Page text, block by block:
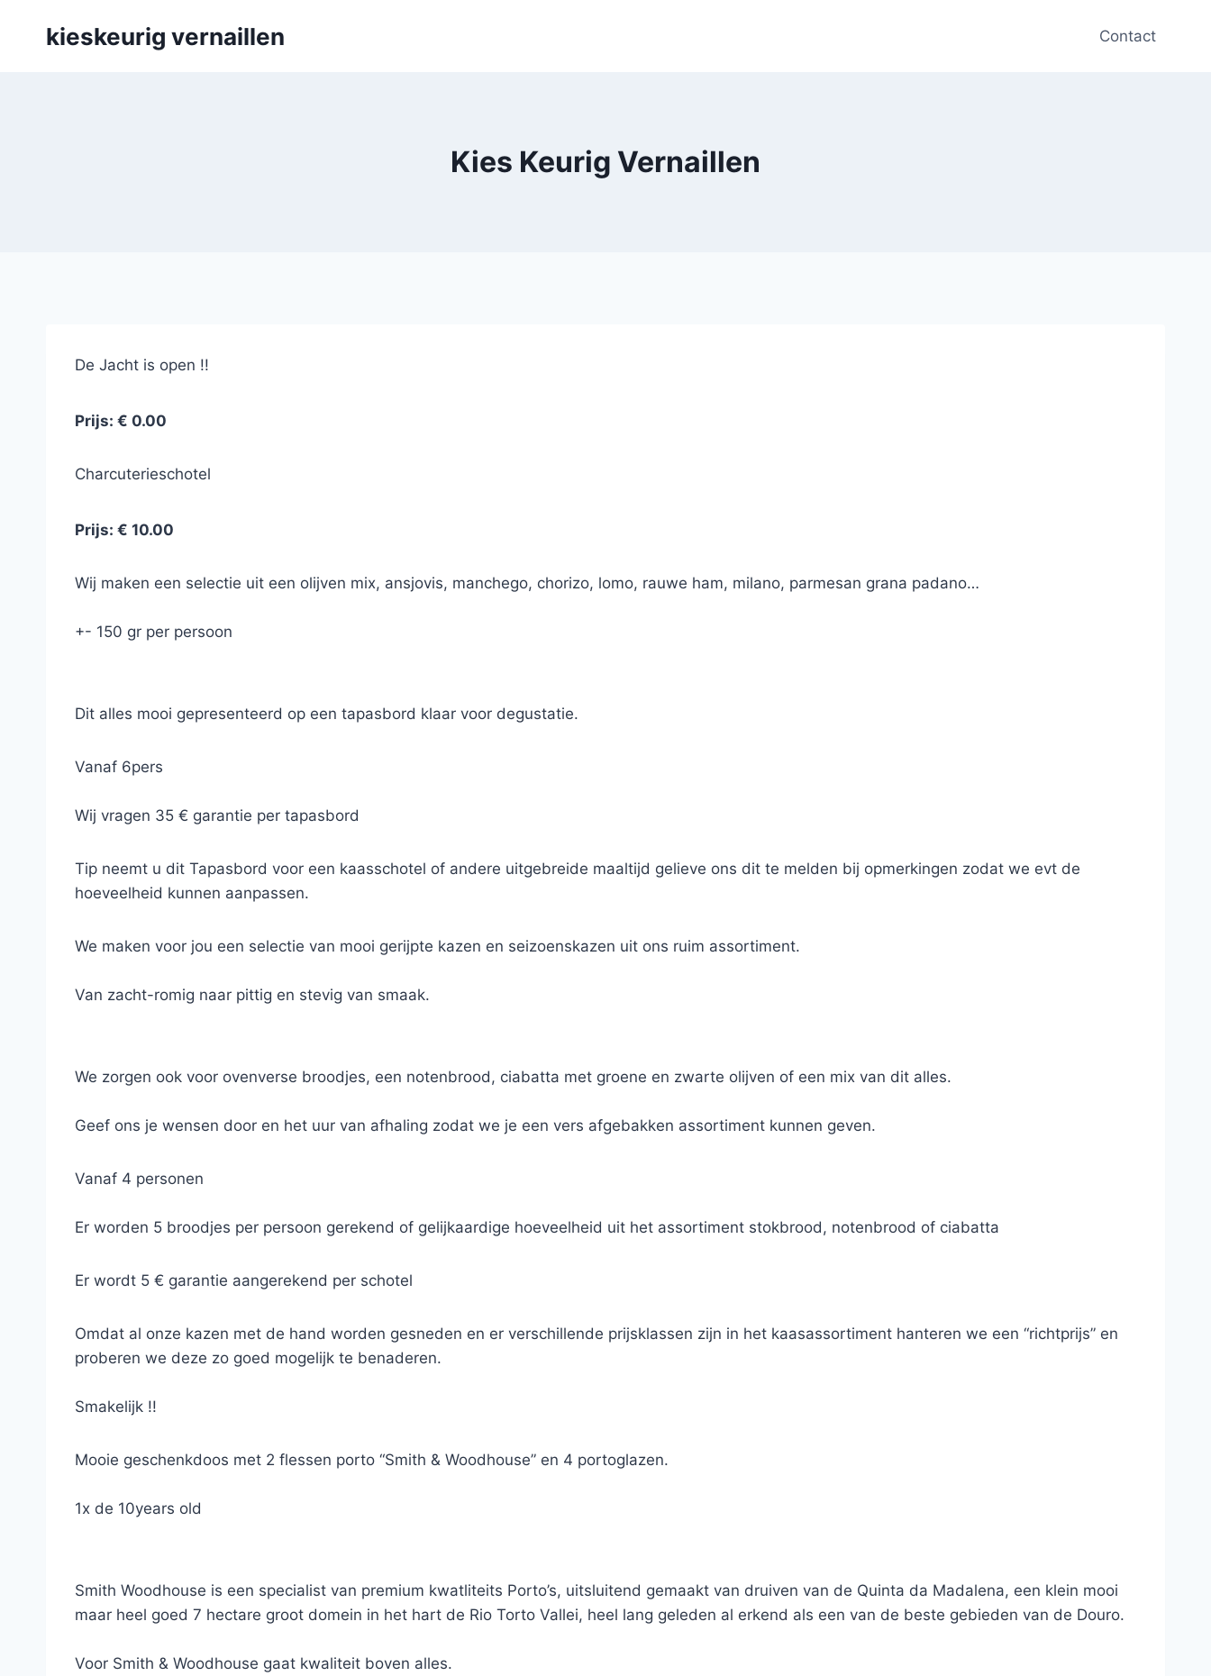
kieskeurig vernaillen Contact
Kies Keurig Vernaillen
De Jacht is open !!
Prijs: € 0.00
Charcuterieschotel
Prijs: € 10.00
Wij maken een selectie uit een olijven mix, ansjovis, manchego, chorizo, lomo, rauwe ham, milano, parmesan grana padano…
+- 150 gr per persoon
Dit alles mooi gepresenteerd op een tapasbord klaar voor degustatie.
Vanaf 6pers
Wij vragen 35 € garantie per tapasbord
Tip neemt u dit Tapasbord voor een kaasschotel of andere uitgebreide maaltijd gelieve ons dit te melden bij opmerkingen zodat we evt de
hoeveelheid kunnen aanpassen.
We maken voor jou een selectie van mooi gerijpte kazen en seizoenskazen uit ons ruim assortiment.
Van zacht-romig naar pittig en stevig van smaak.
mix van noten en aangepaste confituren.
We zorgen ook voor ovenverse broodjes, een notenbrood, ciabatta met groene en zwarte olijven of een mix van dit alles.
Geef ons je wensen door en het uur van afhaling zodat we je een vers afgebakken assortiment kunnen geven.
Vanaf 4 personen
Er worden 5 broodjes per persoon gerekend of gelijkaardige hoeveelheid uit het assortiment stokbrood, notenbrood of ciabatta
Er wordt 5 € garantie aangerekend per schotel
Omdat al onze kazen met de hand worden gesneden en er verschillende prijsklassen zijn in het kaasassortiment hanteren we een “richtprijs” en
proberen we deze zo goed mogelijk te benaderen.
Smakelijk !!
Mooie geschenkdoos met 2 flessen porto “Smith & Woodhouse” en 4 portoglazen.
1x de 10years old
Smith Woodhouse is een specialist van premium kwatliteits Porto’s, uitsluitend gemaakt van druiven van de Quinta da Madalena, een klein mooi
maar heel goed 7 hectare groot domein in het hart de Rio Torto Vallei, heel lang geleden al erkend als een van de beste gebieden van de Douro.
Voor Smith & Woodhouse gaat kwaliteit boven alles.